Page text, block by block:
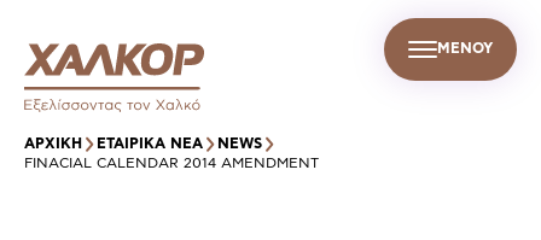
ΜΕΝΟΥ
GR
ΒΙΩΣΙΜΗ ΑΝΑΠΤΥΞΗ
ΑΡΧΙΚΉ ΕΤΑΙΡΙΚΑ ΝΕΑ
NEWS
FINACIAL CALENDAR 2014 AMENDMENT